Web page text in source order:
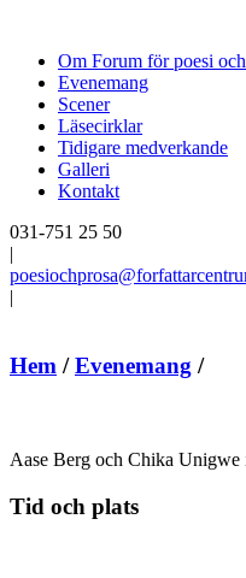
Om Forum för poesi
Evenemang
Scener
Läsecirklar
Tidigare medverkande
Galleri
Kontakt
031-751 25 50
|
|
Hem /Evenemang /
Aase Berg och Chika
Tid och plats